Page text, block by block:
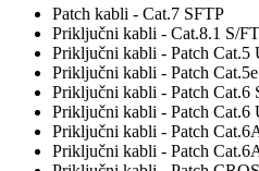
Patch kabli - Cat.7 SFTP
Priključni kabli - Cat.8.1 S/
Priključni kabli - Patch Cat.5
Priključni kabli - Patch
Priključni kabli - Patch Cat.6
Priključni kabli - Patch Cat.6
Priključni kabli - Patch
Priključni kabli - Patch